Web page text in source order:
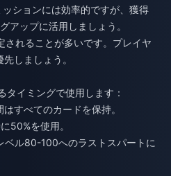
ションには効率的ですが、獲得
アップに活用しましょう。
されることが多いです。プレイヤ
しましょう。
タイミングで使用します：
すべてのカードを保持。
50%を使用。
ベル80-100へのラストスパートに